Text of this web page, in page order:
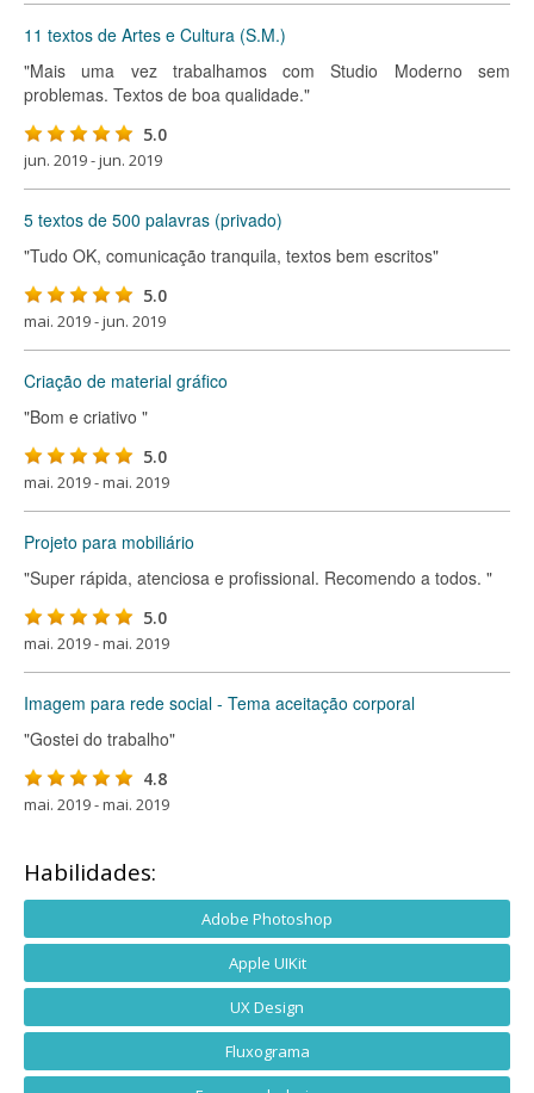
11 textos de Artes e Cultura (S.M.)
"Mais uma vez trabalhamos com Studio Moderno sem
problemas. Textos de boa qualidade."
5.0
jun. 2019 - jun. 2019
5 textos de 500 palavras (privado)
"Tudo OK, comunicação tranquila, textos bem escritos"
5.0
mai. 2019 - jun. 2019
Criação de material gráfico
"Bom e criativo "
5.0
mai. 2019 - mai. 2019
Projeto para mobiliário
"Super rápida, atenciosa e profissional. Recomendo a todos. "
5.0
mai. 2019 - mai. 2019
Imagem para rede social - Tema aceitação corporal
"Gostei do trabalho"
4.8
mai. 2019 - mai. 2019
Habilidades:
Adobe Photoshop
Apple UIKit
UX Design
Fluxograma